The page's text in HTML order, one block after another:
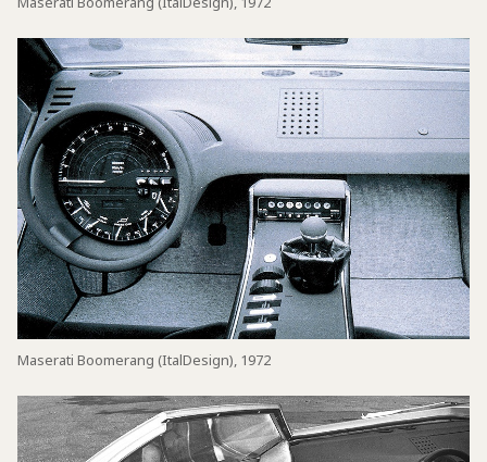
Maserati Boomerang (ItalDesign), 1972